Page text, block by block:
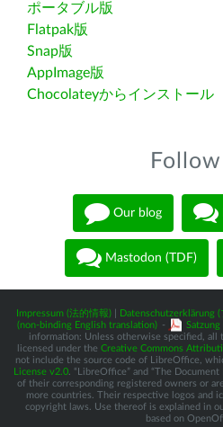
ポータブル版
Flatpak版
Snap版
AppImage版
Chocolateyからインストール
Follow
Our blog
Mastodon (TDF)
Impressum (法的情報) Datenschutzerklärung
(non-binding English translation) -
information: Unless otherwise specified, all
licensed under the Creative Commons
not include the source code of LibreOffice,
License v2.0 . “LibreOffice” and “The
of their corresponding registered owners or
more countries. Their respective logos and
copyright laws. Use thereof is explained in
based on